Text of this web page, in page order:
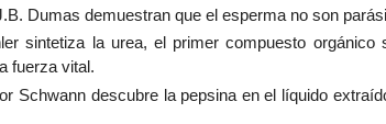
Dumas demuestran que el esperma no son
sintetiza la urea, el primer compuesto
fuerza vital.
Schwann descubre la pepsina en el líquido